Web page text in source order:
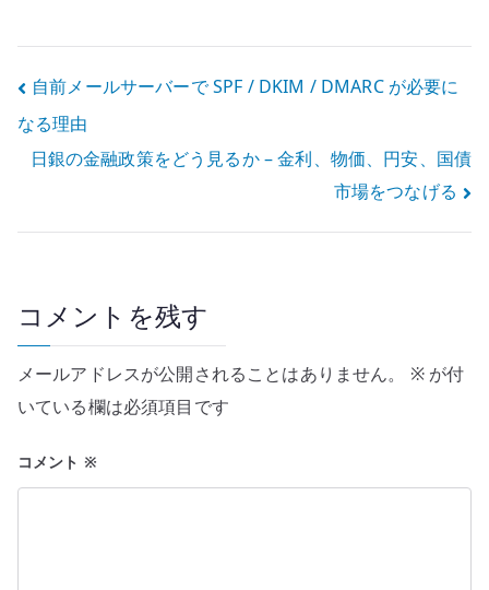
る
投
稿
ナ
ビ
ー
シ
ョ
ン
自前メールサーバーで SPF / DKIM / DMARC が必要に
なる理由
日銀の金融政策をどう見るか – 金利、物価、円安、国債
市場をつなげる
コメントを残す
メールアドレスが公開されることはありません。 ※が付
いている欄は必須項目です
コメント ※